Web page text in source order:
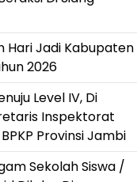
Hari Jadi Kabupaten
2026
Level IV, Di
Inspektorat
Provinsi Jambi
Sekolah Siswa /